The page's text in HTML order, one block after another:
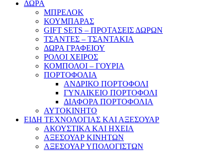
ΔΩΡΑ
ΜΠΡΕΛΟΚ
ΚΟΥΜΠΑΡΑΣ
GIFT SETS – ΠΡΟΤΑΣΕΙΣ ΔΩΡΩΝ
ΤΣΑΝΤΕΣ – ΤΣΑΝΤΑΚΙΑ
ΔΩΡΑ ΓΡΑΦΕΙΟΥ
ΡΟΛΟΙ ΧΕΙΡΟΣ
ΚΟΜΠΟΛΟΙ – ΓΟΥΡΙΑ
ΠΟΡΤΟΦΟΛΙΑ
ΑΝΔΡΙΚΟ ΠΟΡΤΟΦΟΛΙ
ΓΥΝΑΙΚΕΙΟ ΠΟΡΤΟΦΟΛΙ
ΔΙΑΦΟΡΑ ΠΟΡΤΟΦΟΛΙΑ
ΑΥΤΟΚΙΝΗΤΟ
ΕΙΔΗ ΤΕΧΝΟΛΟΓΙΑΣ ΚΑΙ ΑΞΕΣΟΥΑΡ
ΑΚΟΥΣΤΙΚΑ ΚΑΙ ΗΧΕΙΑ
ΑΞΕΣΟΥΑΡ ΚΙΝΗΤΩΝ
ΑΞΕΣΟΥΑΡ ΥΠΟΛΟΓΙΣΤΩΝ